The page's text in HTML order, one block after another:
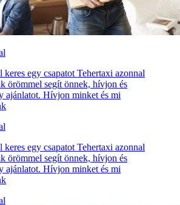
egy csapatot Tehertaxi azonnal
örömmel segít önnek, hívjon és
ajánlatot. Hívjon minket és mi
egy csapatot Tehertaxi azonnal
örömmel segít önnek, hívjon és
ajánlatot. Hívjon minket és mi